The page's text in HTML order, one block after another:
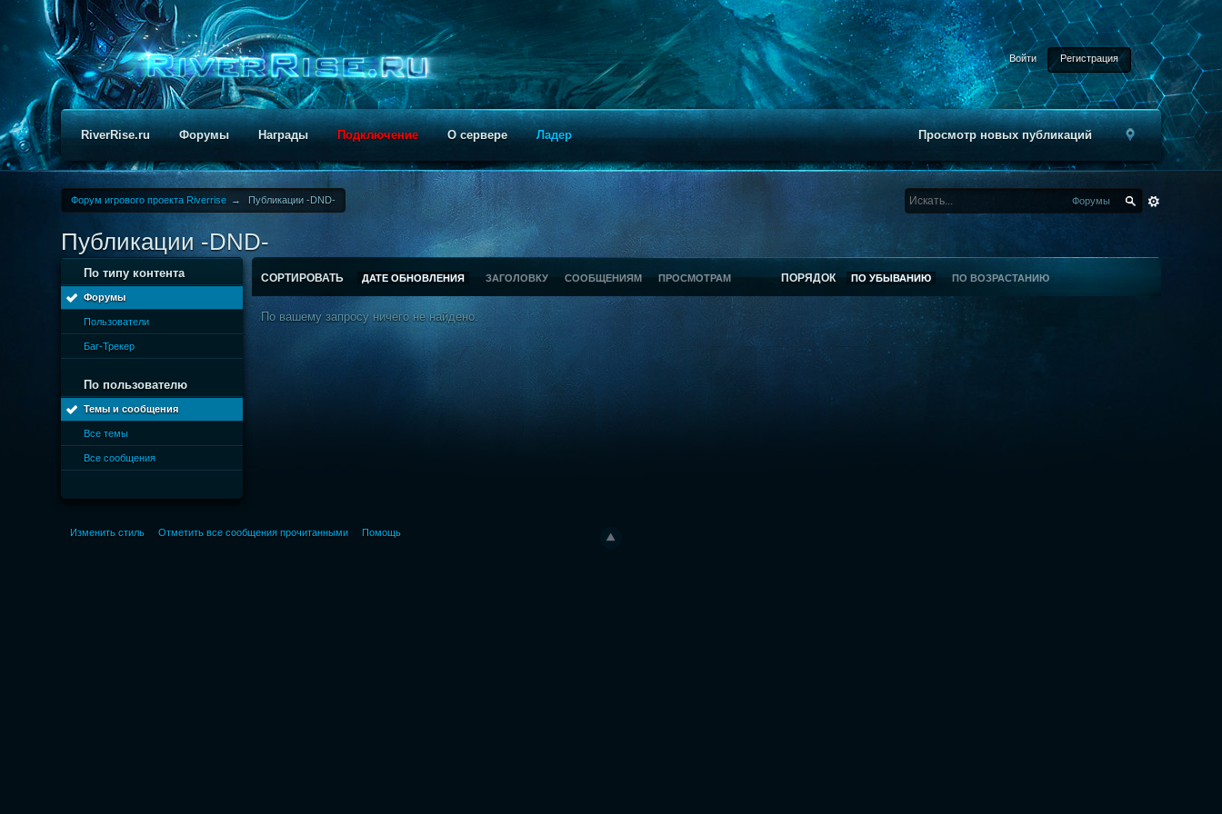
Войти Регистрация
Просмотр новых публикаций
RiverRise.ru Форумы Награды Подключение О сервере Ладер
Форум игрового проекта Riverrise → Публикации -DND- Форумы
Публикации -DND-
По типу контента
Форумы
Пользователи
Баг-Трекер
По пользователю
Темы и сообщения
Все темы
Все сообщения
СОРТИРОВАТЬ ДАТЕ ОБНОВЛЕНИЯ ЗАГОЛОВКУ СООБЩЕНИЯМ ПРОСМОТРАМ ПОРЯДОК ПО УБЫВАНИЮ ПО ВОЗРАСТАНИЮ
По вашему запросу ничего не найдено.
Изменить стиль Отметить все сообщения прочитанными Помощь